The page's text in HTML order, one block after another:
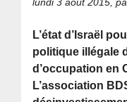
L’état d’Israël
politique illégale
d’occupation en
L’association